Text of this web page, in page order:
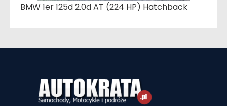
BMW 1er 125d 2.0d AT (224 HP) Hatchback